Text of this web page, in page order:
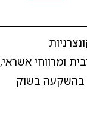
ומרווחי אשראי,
בהשקעה בשוק